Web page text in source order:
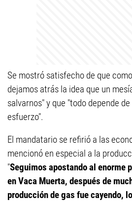
Se mostró satisfecho de que
dejamos atrás la idea que un
salvarnos" y que "todo depende
esfuerzo".
El mandatario se refirió a las
mencionó en especial a la
"Seguimos apostando al enorme
en Vaca Muerta, después de
producción de gas fue cayendo,